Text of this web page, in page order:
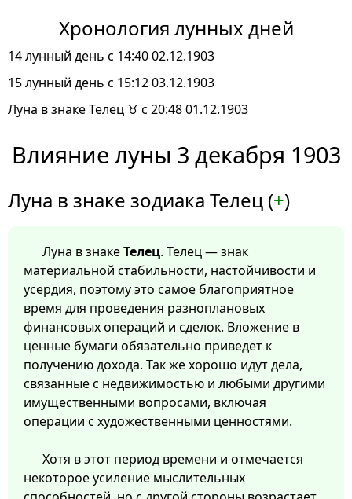
Хронология лунных дней
14 лунный день с 14:40 02.12.1903
15 лунный день с 15:12 03.12.1903
Луна в знаке Телец ♉ с 20:48 01.12.1903
Влияние луны 3 декабря 1903
Луна в знаке зодиака Телец (+)
Луна в знакеТелец. Телец — знак
материальной стабильности, настойчивости и
усердия, поэтому это самое благоприятное
время для проведения разноплановых
финансовых операций и сделок. Вложение в
ценные бумаги обязательно приведет к
получению дохода. Так же хорошо идут дела,
связанные с недвижимостью и любыми другими
имущественными вопросами, включая
операции с художественными ценностями.
Хотя в этот период времени и отмечается
некоторое усиление мыслительных